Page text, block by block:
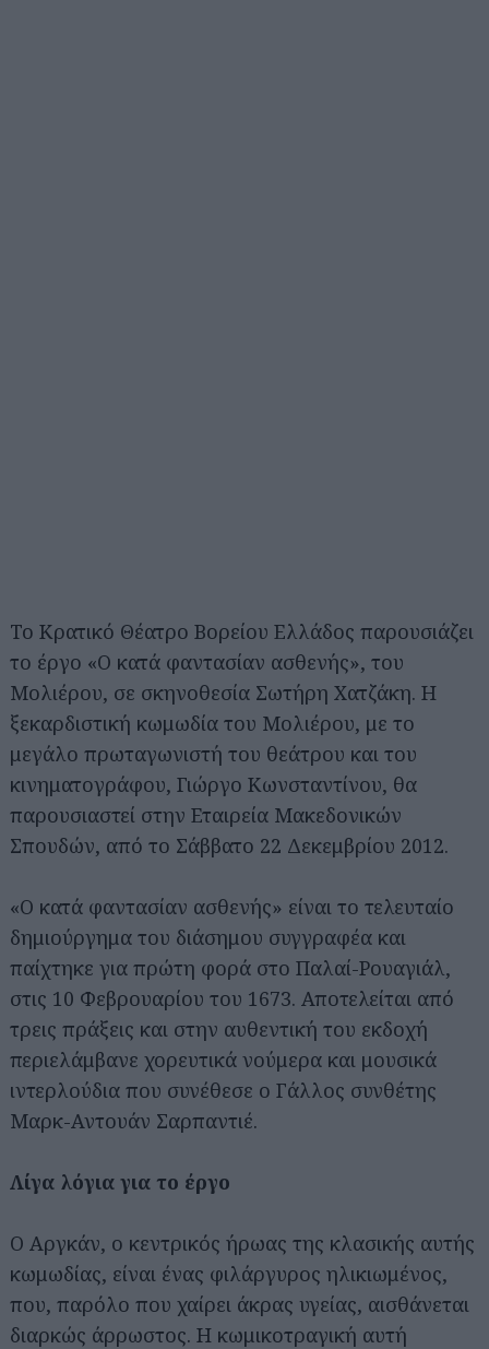
Το Κρατικό Θέατρο Βορείου Ελλάδος παρουσιάζει
το έργο «Ο κατά φαντασίαν ασθενής», του
Μολιέρου, σε σκηνοθεσία Σωτήρη Χατζάκη. Η
ξεκαρδιστική κωμωδία του Μολιέρου, με το
μεγάλο πρωταγωνιστή του θεάτρου και του
κινηματογράφου, Γιώργο Κωνσταντίνου, θα
παρουσιαστεί στην Εταιρεία Μακεδονικών
Σπουδών, από το Σάββατο 22 Δεκεμβρίου 2012.
«Ο κατά φαντασίαν ασθενής» είναι το τελευταίο
δημιούργημα του διάσημου συγγραφέα και
παίχτηκε για πρώτη φορά στο Παλαί-Ρουαγιάλ,
στις 10 Φεβρουαρίου του 1673. Αποτελείται από
τρεις πράξεις και στην αυθεντική του εκδοχή
περιελάμβανε χορευτικά νούμερα και μουσικά
ιντερλούδια που συνέθεσε ο Γάλλος συνθέτης
Μαρκ-Αντουάν Σαρπαντιέ.
Λίγα λόγια για το έργο
Ο Αργκάν, ο κεντρικός ήρωας της κλασικής αυτής
κωμωδίας, είναι ένας φιλάργυρος ηλικιωμένος,
που, παρόλο που χαίρει άκρας υγείας, αισθάνεται
διαρκώς άρρωστος. Η κωμικοτραγική αυτή